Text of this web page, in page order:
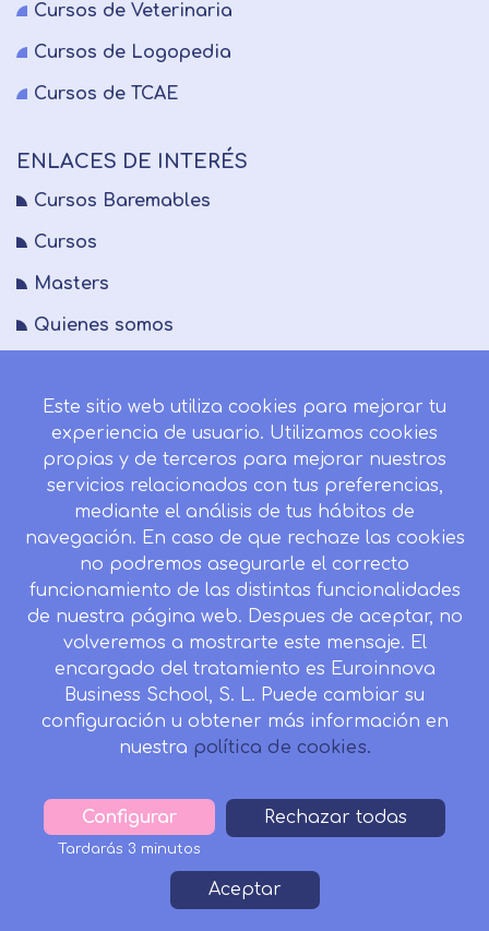
Cursos de Veterinaria
Cursos de Logopedia
Cursos de TCAE
ENLACES DE INTERÉS
Cursos Baremables
Cursos
Masters
Quienes somos
Blog
Mapa del sitio
Desistir contrato aquí
CONTACTO
Camino de la Torrecilla N.º 30 EDIFICIO EDUCA
EDTECH, C.P. 18.200, Maracena (Granada)
958 050 746
Horario de atención al cliente:
Lunes a viernes: 9.00h a 20.00h.
formacion@inesalud.com
Condiciones de Matriculación
Política de Privacidad
Política de Cookies
Este sitio web utiliza cookies para mejorar tu
experiencia de usuario. Utilizamos cookies
propias y de terceros para mejorar nuestros
servicios relacionados con tus preferencias,
mediante el análisis de tus hábitos de
navegación. En caso de que rechaze las cookies
no podremos asegurarle el correcto
funcionamiento de las distintas funcionalidades
de nuestra página web. Despues de aceptar, no
volveremos a mostrarte este mensaje. El
encargado del tratamiento es Euroinnova
Business School, S. L. Puede cambiar su
configuración u obtener más información en
nuestra política de cookies.
Configurar
Tardarás 3 minutos
Rechazar todas
Aceptar
Withdraw
consent